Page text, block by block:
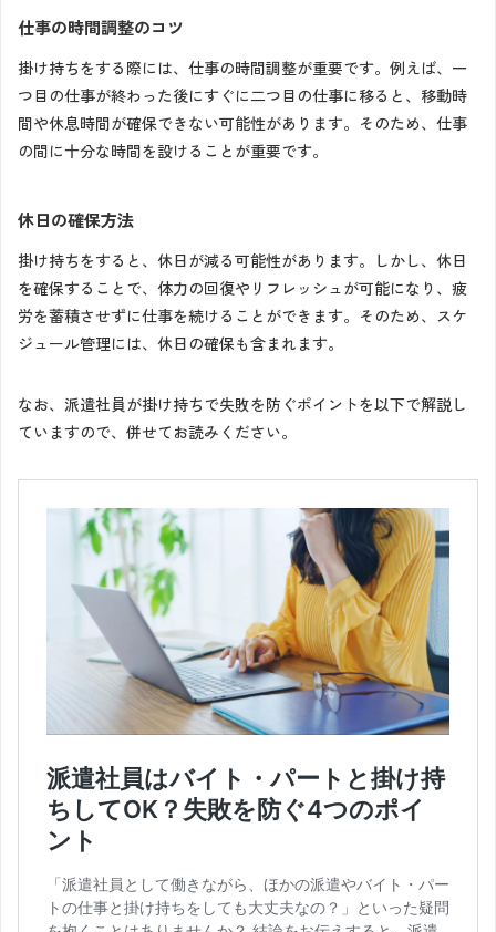
仕事の時間調整のコツ
掛け持ちをする際には、仕事の時間調整が重要です。例えば、一
つ目の仕事が終わった後にすぐに二つ目の仕事に移ると、移動時
間や休息時間が確保できない可能性があります。そのため、仕事
の間に十分な時間を設けることが重要です。
休日の確保方法
掛け持ちをすると、休日が減る可能性があります。しかし、休日
を確保することで、体力の回復やリフレッシュが可能になり、疲
労を蓄積させずに仕事を続けることができます。そのため、スケ
ジュール管理には、休日の確保も含まれます。
なお、派遣社員が掛け持ちで失敗を防ぐポイントを以下で解説し
ていますので、併せてお読みください。